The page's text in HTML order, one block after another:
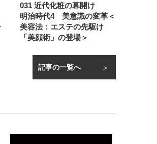
031 近代化粧の幕開け
明治時代4 美意識の変革＜
美容法：エステの先駆け
「美顔術」の登場＞
記事の一覧へ